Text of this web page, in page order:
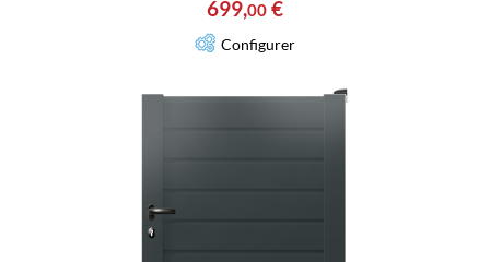
699,00 €
Configurer